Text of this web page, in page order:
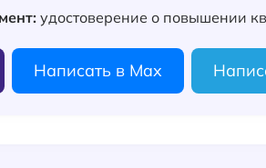
удостоверение о повышении
Написать в Max